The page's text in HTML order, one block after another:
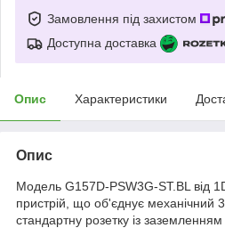
Замовлення під захистом
Доступна доставка
Опис Характеристики
Опис
Модель G157D-PSW3G-ST.BL від
пристрій, що об'єднує механічний
стандартну розетку із